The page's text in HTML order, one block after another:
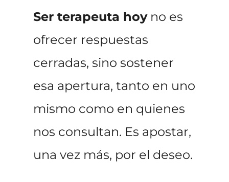
Ser terapeuta hoyno es
ofrecer respuestas
cerradas, sino sostener
esa apertura, tanto en uno
mismo como en quienes
nos consultan. Es apostar,
una vez más, por el deseo.